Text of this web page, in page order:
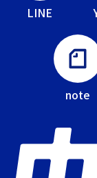
LINE
note